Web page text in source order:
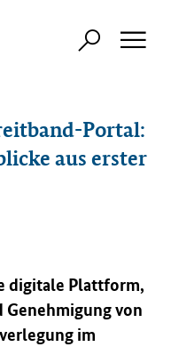
Portal:
aus erster
digitale Plattform,
von
im